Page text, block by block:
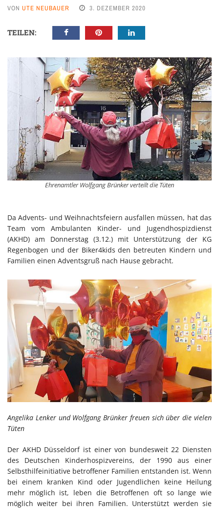
VON UTE NEUBAUER 3. DEZEMBER 2020
TEILEN:
Ehrenamtler Wolfgang Brünker verteilt die Tüten
Da Advents- und Weihnachtsfeiern ausfallen müssen, hat das
Team vom Ambulanten Kinder- und Jugendhospizdienst
(AKHD) am Donnerstag (3.12.) mit Unterstützung der KG
Regenbogen und der Biker4kids den betreuten Kindern und
Familien einen Adventsgruß nach Hause gebracht.
Angelika Lenker und Wolfgang Brünker freuen sich über die vielen
Tüten
Der AKHD Düsseldorf ist einer von bundesweit 22 Diensten
des Deutschen Kinderhospizvereins, der 1990 aus einer
Selbsthilfeinitiative betroffener Familien entstanden ist. Wenn
bei einem kranken Kind oder Jugendlichen keine Heilung
mehr möglich ist, leben die Betroffenen oft so lange wie
möglich weiter bei ihren Familien. Unterstützt werden sie